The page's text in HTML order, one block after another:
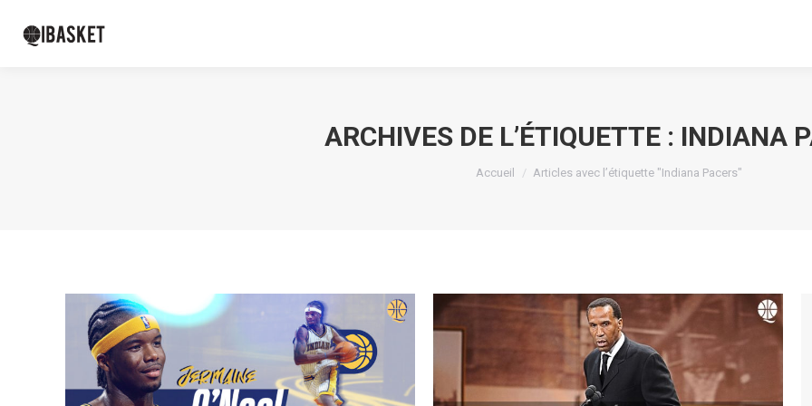
ARCHIVES DE L’ÉTIQUETTE : INDIANA
Vous êtes ici :
Accueil Articles avec l’étiquette "Indiana Pacers"